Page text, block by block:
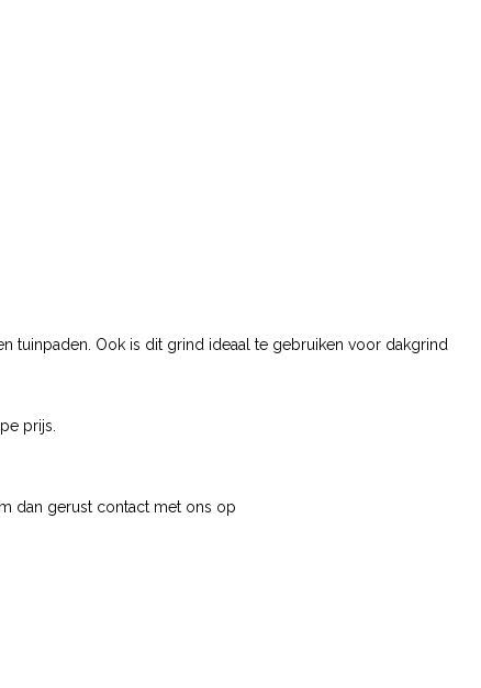
tuinpaden. Ook is dit grind ideaal te gebruiken voor dakgrind
prijs.
dan gerust contact met ons op